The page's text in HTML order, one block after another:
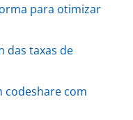
para otimizar
das taxas de
codeshare com